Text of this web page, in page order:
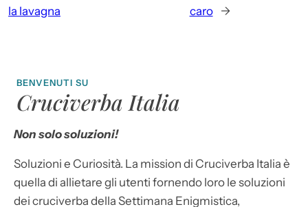
la lavagna
caro
→
BENVENUTI SU
Cruciverba Italia
Non solo soluzioni!
Soluzioni e Curiosità. La mission di Cruciverba Italia è
quella di allietare gli utenti fornendo loro le soluzioni
dei cruciverba della Settimana Enigmistica,